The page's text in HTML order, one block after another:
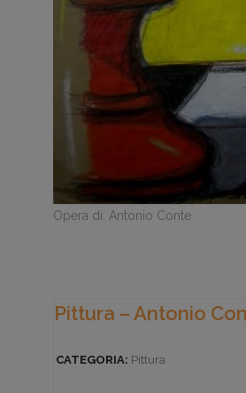
Opera di: Antonio Conte
Pittura – Antonio
CATEGORIA: Pittura